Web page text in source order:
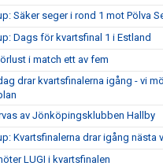
Säker seger i rond 1 mot Pölva
Dags för kvartsfinal 1 i Estland
i match ett av fem
drar kvartsfinalerna igång - vi
av Jönköpingsklubben Hallby
Kvartsfinalerna drar igång nästa
LUGI i kvartsfinalen